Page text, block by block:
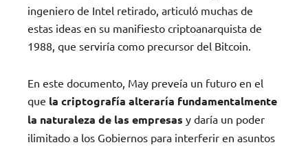
ingeniero de Intel retirado, articuló muchas de
estas ideas en su manifiesto criptoanarquista de
1988, que serviría como precursor del Bitcoin.
En este documento, May preveía un futuro en el
que la criptografía alteraría fundamentalmente
la naturaleza de las empresas y daría un poder
ilimitado a los Gobiernos para interferir en asuntos